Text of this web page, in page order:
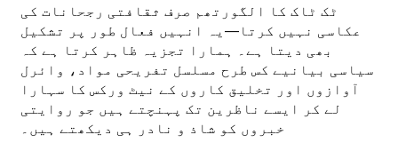
ٹک ٹاک کا الگورتھم صرف ثقافتی رجحانات کی
عکاسی نہیں کرتا—یہ انہیں فعال طور پر تشکیل
بھی دیتا ہے۔ ہمارا تجزیہ ظاہر کرتا ہے کہ
سیاسی بیانیے کس طرح مسلسل تفریحی مواد، وائرل
آوازوں اور تخلیق کاروں کے نیٹ ورکس کا سہارا
لے کر ایسے ناظرین تک پہنچتے ہیں جو روایتی
خبروں کو شاذ و نادر ہی دیکھتے ہیں۔